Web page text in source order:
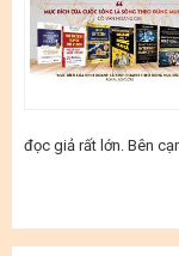
đọc giả rất lớn. Bên